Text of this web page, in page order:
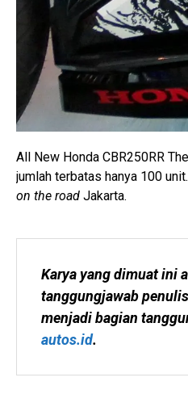
All New Honda CBR250RR
jumlah terbatas hanya 100
on the road Jakarta.
Karya yang dimuat ini
tanggungjawab
autos.id.